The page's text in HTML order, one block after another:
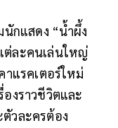
นักแสดง “น้ำผึ้ง
ละคนเล่นใหญ่
าแรคเตอร์ใหม่
งราวชีวิตและ
วละครต้อง